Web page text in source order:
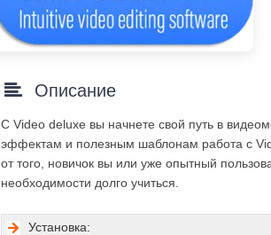
Описание
С Video deluxe вы начнете свой путь в
эффектам и полезным шаблонам работа с
от того, новичок вы или уже опытный
необходимости долго учиться.
Установка: